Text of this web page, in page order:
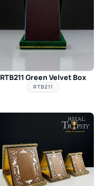
RTB211 Green Velvet Box
RTB211